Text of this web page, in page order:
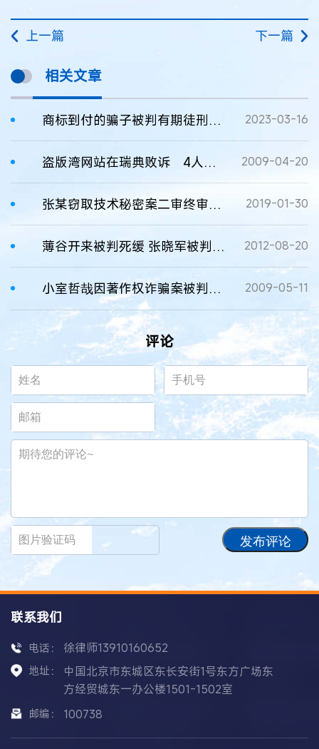
上一篇 下一篇
相关文章
商标到付的骗子被判有期徒刑四年六个月 2023-03-16
盗版湾网站在瑞典败诉 4人被判有期徒刑1年 2009-04-20
张某窃取技术秘密案二审终审改判有期徒刑5年、罚金200万元 2019-01-30
薄谷开来被判死缓 张晓军被判有期徒刑9年 2012-08-20
小室哲哉因著作权诈骗案被判有期徒刑3年缓期5年 2009-05-11
评论
发布评论
联系我们
电话： 徐律师13910160652
地址：
中国北京市东城区东长安街1号东方广场东
方经贸城东一办公楼1501-1502室
邮编： 100738